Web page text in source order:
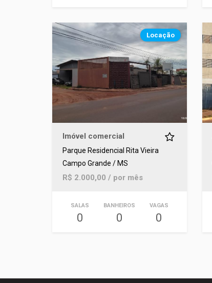
Locação
Imóvel comercial
Parque Residencial Rita Vieira
Campo Grande / MS
R$ 2.000,00 / por mês
SALAS
0
BANHEIROS
0
VAGAS
0